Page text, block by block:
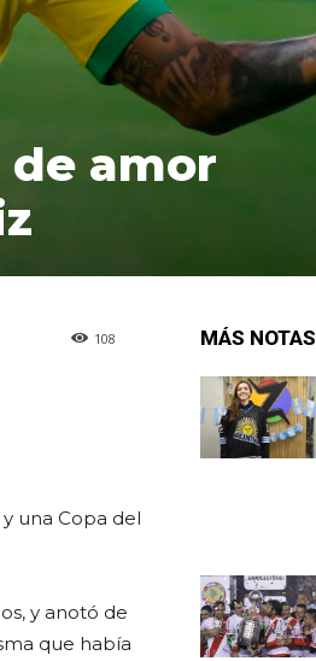
amor
108
una Copa del
y anotó de
que había
MÁS NOTAS